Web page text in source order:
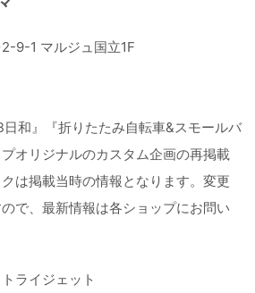
9-1 マルジュ国立1F
日和』『折りたたみ自転車&スモールバ
オリジナルのカスタム企画の再掲載
は掲載当時の情報となります。変更
で、最新情報は各ショップにお問い
ライジェット